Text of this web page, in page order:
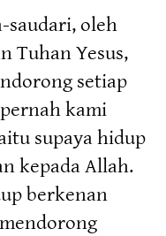
saudari, oleh
Tuhan Yesus,
setiap
kami
supaya hidup
kepada Allah.
berkenan